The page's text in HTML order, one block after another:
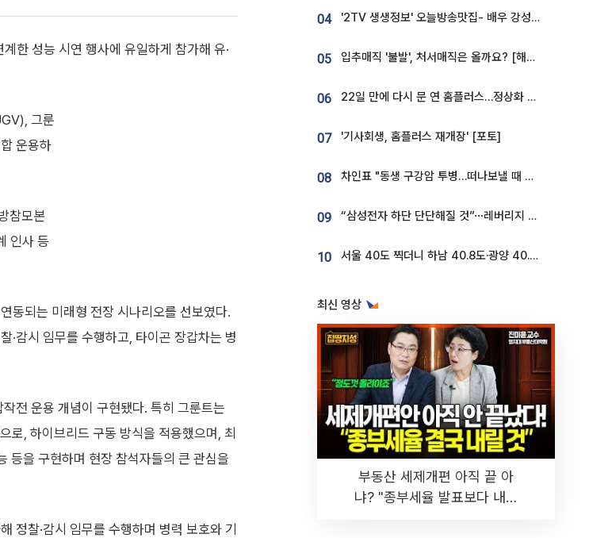
한 성능 시연 행사에 유일하게 참가해 유·
그룬
운용하
참모본
인사 등
동되는 미래형 전장 시나리오를 선보였다.
·감시 임무를 수행하고, 타이곤 장갑차는 병
전 운용 개념이 구현됐다. 특히 그룬트는
, 하이브리드 구동 방식을 적용했으며, 최
등을 구현하며 현장 참석자들의 큰 관심을
정찰·감시 임무를 수행하며 병력 보호와 기
04 '2TV 생생정보' 오늘방송맛집- 배우 강성진 단골! 쌀국수ㆍ푸팟퐁 커리 맛집 '블○○○'
05 입추매직 '불발', 처서매직은 올까요? [해시태그]
06 22일 만에 다시 문 연 홈플러스…정상화 바쁜데 재고 없어 ‘발동동’[가보니]
07 '기사회생, 홈플러스 재개장' [포토]
08 차인표 "동생 구강암 투병…떠나보낼 때 가장 힘들었다”
09 “삼성전자 하단 단단해질 것”⋯레버리지 규제에 쏠림 완화 [찐코노미]
10 서울 40도 찍더니 하남 40.8도·광양 40.2도…전국 '펄펄'
최신 영상
부동산 세제개편 아직 끝 아
냐? "종부세율 발표보다 내릴